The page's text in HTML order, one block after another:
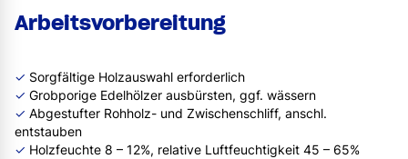
Arbeitsvorbereitung
✓ Sorgfältige Holzauswahl erforderlich
✓ Grobporige Edelhölzer ausbürsten, ggf. wässern
✓ Abgestufter Rohholz- und Zwischenschliff, anschl.
entstauben
✓ Holzfeuchte 8 – 12%, relative Luftfeuchtigkeit 45 – 65%